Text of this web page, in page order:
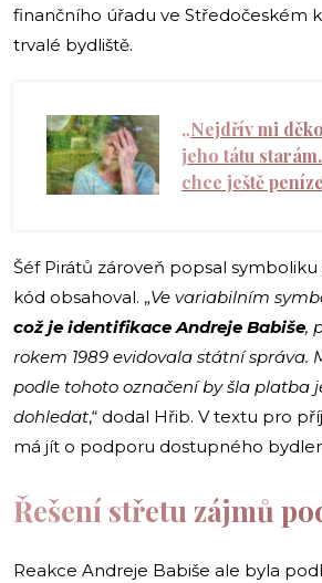
finančního úřadu ve Středočeském
trvalé bydliště.
„Nejdřív mi
jeho tátu
chce ještě
Šéf Pirátů zároveň popsal symboliku
kód obsahoval. „Ve variabilním
což je identifikace Andreje Babiše,
rokem 1989 evidovala státní správa.
podle tohoto označení by šla platba
dohledat,“ dodal Hřib. V textu pro
má jít o podporu dostupného
Řešení střetu zájmů
Reakce Andreje Babiše ale byla